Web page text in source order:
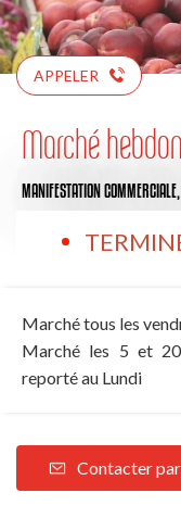
APPELER
Marché
MANIFESTATION COMMERCIALE,
Marché tous les
Marché les 5 et 20
reporté au Lundi
Contacter